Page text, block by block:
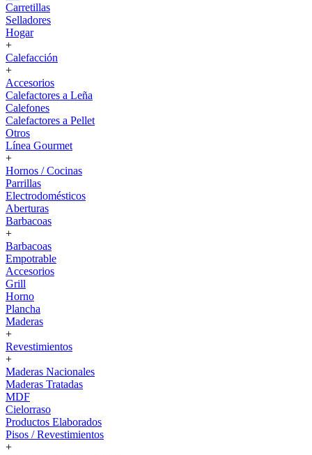
Carretillas
Selladores
Hogar
+
Calefacción
+
Accesorios
Calefactores a Leña
Calefones
Calefactores a Pellet
Otros
Línea Gourmet
+
Hornos / Cocinas
Parrillas
Electrodomésticos
Aberturas
Barbacoas
+
Barbacoas
Empotrable
Accesorios
Grill
Horno
Plancha
Maderas
+
Revestimientos
+
Maderas Nacionales
Maderas Tratadas
MDF
Cielorraso
Productos Elaborados
Pisos / Revestimientos
+